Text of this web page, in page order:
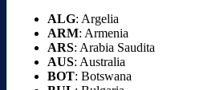
ALG: Argelia
ARM: Armenia
ARS: Arabia Saudita
AUS: Australia
BOT: Botswana